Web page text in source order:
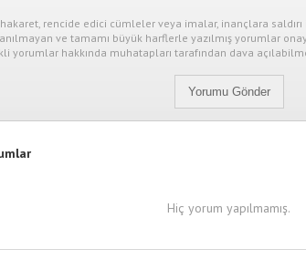
hakaret, rencide edici cümleler veya imalar, inançlara
ve tamamı büyük harflerle yazılmış yorumlar
yorumlar hakkında muhatapları tarafından dava
Hiç yorum yapılmamış.